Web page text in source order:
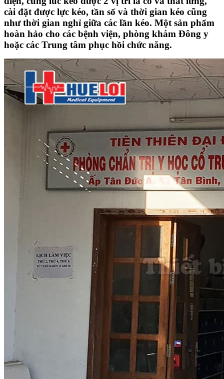
cài đặt được lực kéo, tần số và thời gian kéo cũng
như thời gian nghỉ giữa các lần kéo. Một sản phẩm
hoàn hảo cho các bệnh viện, phòng khám Đông y
hoặc các Trung tâm phục hồi chức năng.